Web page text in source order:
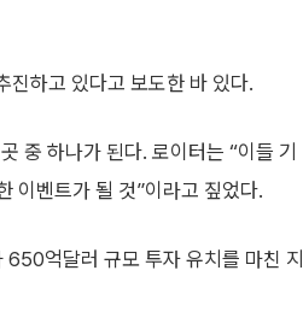
진하고 있다고 보도한 바 있다.
중 하나가 된다. 로이터는 “이들 기
이벤트가 될 것”이라고 짚었다.
억달러 규모 투자 유치를 마친 지